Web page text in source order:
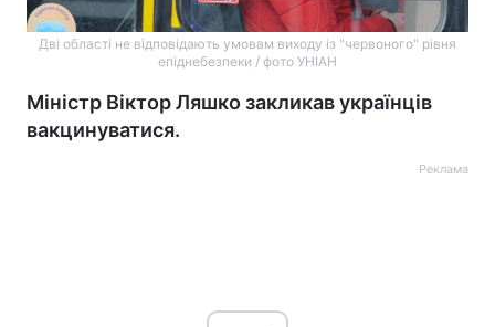
Дві області не відповідають умовам виходу із "червоного" рівня
епіднебезпеки / фото УНІАН
Міністр Віктор Ляшко закликав українців
вакцинуватися.
Реклама